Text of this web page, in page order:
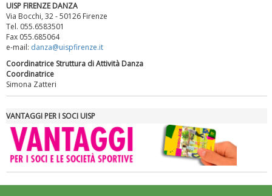
Luglio 2026: "Pensando con i piedi, si possono fare le
rivoluzioni"
UISP FIRENZE DANZA
Via Bocchi, 32 - 50126 Firenze
Tel. 055.6583501
Fax 055.685064
e-mail: danza@uispfirenze.it
Coordinatrice Struttura di Attività Danza
Coordinatrice
Simona Zatteri
VANTAGGI PER I SOCI UISP